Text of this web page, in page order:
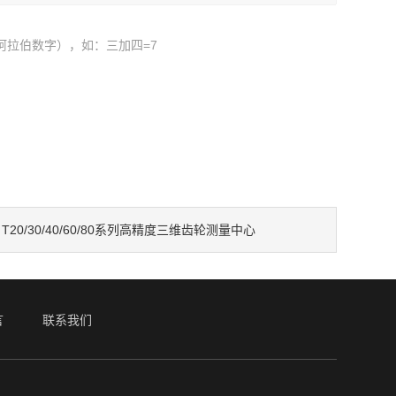
拉伯数字），如：三加四=7
T20/30/40/60/80系列高精度三维齿轮测量中心
联系我们